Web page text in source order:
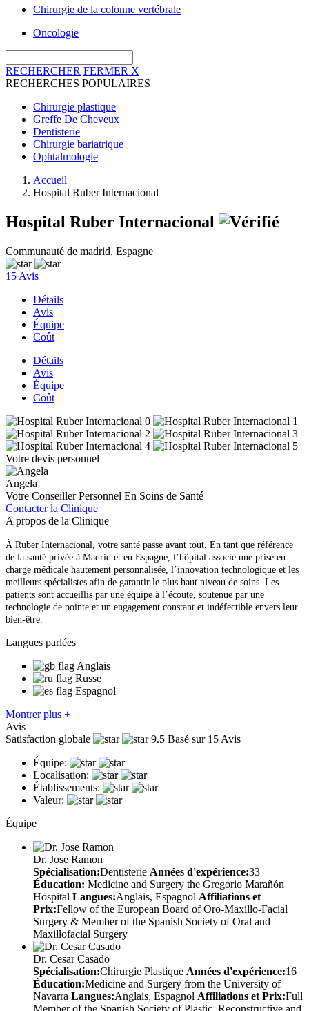
Chirurgie de la colonne vertébrale
Oncologie
RECHERCHER FERMER X
RECHERCHES POPULAIRES
Chirurgie plastique
Greffe De Cheveux
Dentisterie
Chirurgie bariatrique
Ophtalmologie
Accueil
Hospital Ruber Internacional
Hospital Ruber Internacional
Communauté de madrid, Espagne
15 Avis
Détails
Avis
Équipe
Coût
Détails
Avis
Équipe
Coût
Votre devis personnel
Angela
Votre Conseiller Personnel En Soins de Santé
Contacter la Clinique
A propos de la Clinique
À Ruber Internacional, votre santé passe avant tout. En tant que référence
de la santé privée à Madrid et en Espagne, l’hôpital associe une prise en
charge médicale hautement personnalisée, l’innovation technologique et les
meilleurs spécialistes afin de garantir le plus haut niveau de soins. Les
patients sont accueillis par une équipe à l’écoute, soutenue par une
technologie de pointe et un engagement constant et indéfectible envers leur
bien-être.
Langues parlées
Anglais
Russe
Espagnol
Montrer plus +
Avis
Satisfaction globale
9.5 Basé sur 15 Avis
Équipe:
Localisation:
Établissements:
Valeur:
Équipe
Dr. Jose Ramon
Spécialisation:Dentisterie Années d'expérience:33
Éducation: Medicine and Surgery the Gregorio Marañón
Hospital Langues:Anglais, Espagnol Affiliations et
Prix:Fellow of the European Board of Oro-Maxillo-Facial
Surgery & Member of the Spanish Society of Oral and
Maxillofacial Surgery
Dr. Cesar Casado
Spécialisation:Chirurgie Plastique Années d'expérience:16
Éducation:Medicine and Surgery from the University of
Navarra Langues:Anglais, Espagnol Affiliations et Prix:Full
Member of the Spanish Society of Plastic, Reconstructive and